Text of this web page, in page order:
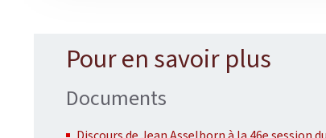
Pour en savoir plus
Documents